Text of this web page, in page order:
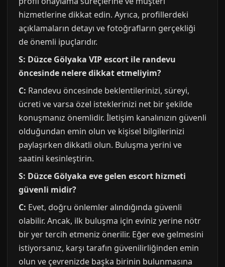
hizmetlerine dikkat edin. Ayrıca, profillerdeki
açıklamaların detayı ve fotoğrafların gerçekliği
de önemli ipuçlarıdır.
S: Düzce Gölyaka VIP escort ile randevu
öncesinde nelere dikkat etmeliyim?
C: Randevu öncesinde beklentilerinizi, süreyi,
ücreti ve varsa özel isteklerinizi net bir şekilde
konuşmanız önemlidir. İletişim kanalınızın güvenli
olduğundan emin olun ve kişisel bilgilerinizi
paylaşırken dikkatli olun. Buluşma yerini ve
saatini kesinleştirin.
S: Düzce Gölyaka eve gelen escort hizmeti
güvenli midir?
C: Evet, doğru önlemler alındığında güvenli
olabilir. Ancak, ilk buluşma için eviniz yerine nötr
bir yer tercih etmeniz önerilir. Eğer eve gelmesini
istiyorsanız, karşı tarafın güvenilirliğinden emin
olun ve çevrenizde başka birinin bulunmasına